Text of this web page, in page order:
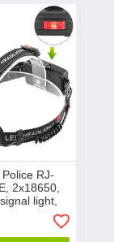
Police RJ-
2х18650,
light,